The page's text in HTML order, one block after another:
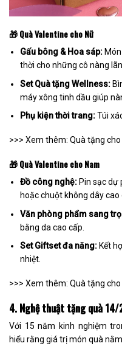
🎁 Quà Valentine cho Nữ
Gấu bông & Hoa sáp:
thời cho những cô nàng
Set Quà tặng Wellness:
máy xông tinh dầu giúp
Phụ kiện thời trang:Túi
>>> Xem thêm: Quà tặng
🎁 Quà Valentine cho Nam
Đồ công nghệ: Pin sạc dự
hoặc chuột không dây cao
Văn phòng phẩm sang
bằng da cao cấp.
Set Giftset đa năng: Kết
nhiệt.
>>> Xem thêm: Quà tặng
4. Nghệ thuật tặng quà
Với 15 năm kinh nghiệm
hiểu rằng giá trị món quà